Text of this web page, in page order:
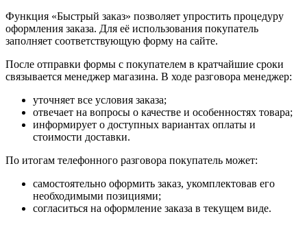
Функция «Быстрый заказ» позволяет упростить процедуру
оформления заказа. Для её использования покупатель
заполняет соответствующую форму на сайте.
После отправки формы с покупателем в кратчайшие сроки
связывается менеджер магазина. В ходе разговора менеджер:
уточняет все условия заказа;
отвечает на вопросы о качестве и особенностях товара;
информирует о доступных вариантах оплаты и
стоимости доставки.
По итогам телефонного разговора покупатель может:
самостоятельно оформить заказ, укомплектовав его
необходимыми позициями;
согласиться на оформление заказа в текущем виде.